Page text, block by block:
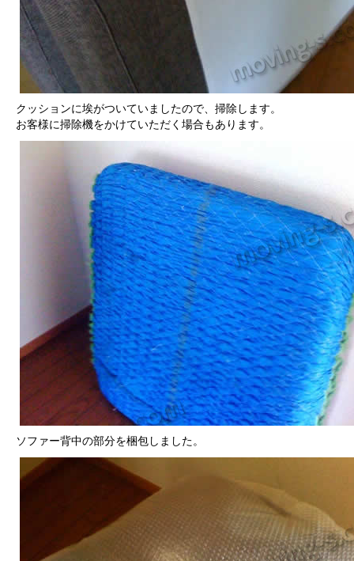
クッションに埃がついていましたので、掃除します。
お客様に掃除機をかけていただく場合もあります。
ソファー背中の部分を梱包しました。